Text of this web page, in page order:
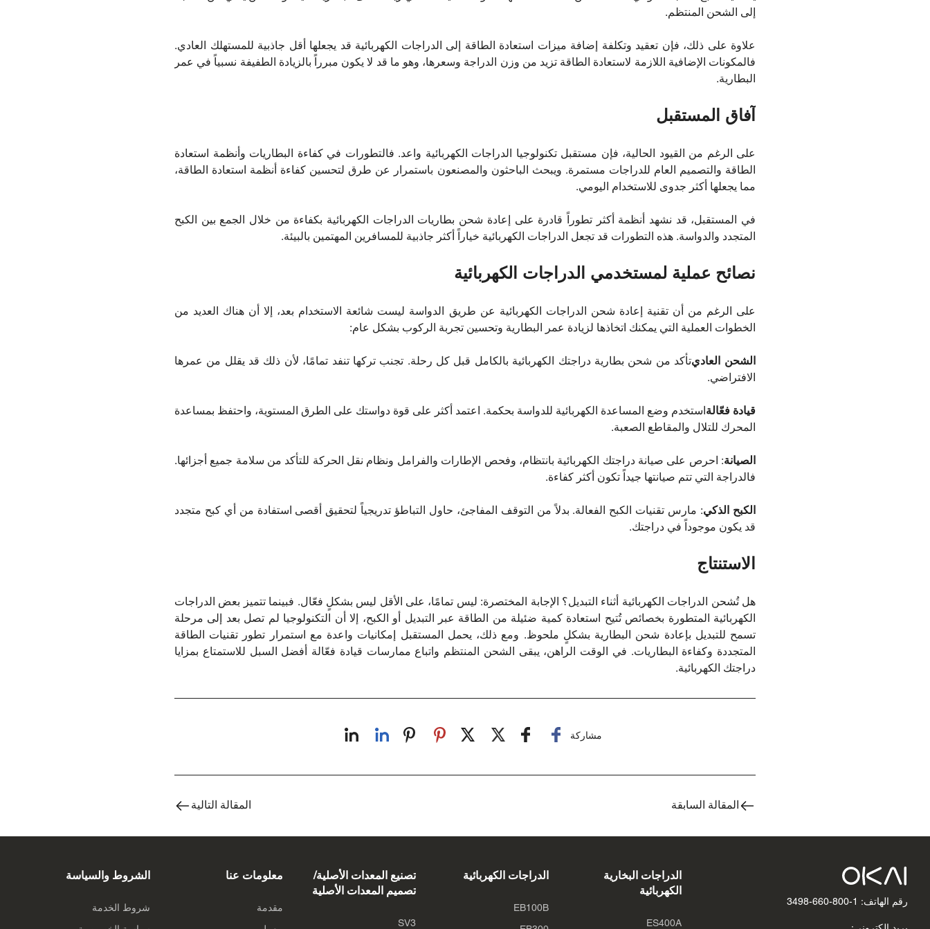
إلى الشحن المنتظم.
علاوة على ذلك، فإن تعقيد وتكلفة إضافة ميزات استعادة الطاقة إلى الدراجات الكهربائية قد يجعلها أقل جاذبية للمستهلك العادي.
فالمكونات الإضافية اللازمة لاستعادة الطاقة تزيد من وزن الدراجة وسعرها، وهو ما قد لا يكون مبرراً بالزيادة الطفيفة نسبياً في عمر
البطارية.
آفاق المستقبل
على الرغم من القيود الحالية، فإن مستقبل تكنولوجيا الدراجات الكهربائية واعد. فالتطورات في كفاءة البطاريات وأنظمة استعادة
الطاقة والتصميم العام للدراجات مستمرة. ويبحث الباحثون والمصنعون باستمرار عن طرق لتحسين كفاءة أنظمة استعادة الطاقة،
مما يجعلها أكثر جدوى للاستخدام اليومي.
في المستقبل، قد نشهد أنظمة أكثر تطوراً قادرة على إعادة شحن بطاريات الدراجات الكهربائية بكفاءة من خلال الجمع بين الكبح
المتجدد والدواسة. هذه التطورات قد تجعل الدراجات الكهربائية خياراً أكثر جاذبية للمسافرين المهتمين بالبيئة.
نصائح عملية لمستخدمي الدراجات الكهربائية
على الرغم من أن تقنية إعادة شحن الدراجات الكهربائية عن طريق الدواسة ليست شائعة الاستخدام بعد، إلا أن هناك العديد من
الخطوات العملية التي يمكنك اتخاذها لزيادة عمر البطارية وتحسين تجربة الركوب بشكل عام:
الشحن العاديتأكد من شحن بطارية دراجتك الكهربائية بالكامل قبل كل رحلة. تجنب تركها تنفد تمامًا، لأن ذلك قد يقلل من عمرها
الافتراضي.
قيادة فعّالة استخدم وضع المساعدة الكهربائية للدواسة بحكمة. اعتمد أكثر على قوة دواستك على الطرق المستوية، واحتفظ بمساعدة
المحرك للتلال والمقاطع الصعبة.
الصيانة: احرص على صيانة دراجتك الكهربائية بانتظام، وفحص الإطارات والفرامل ونظام نقل الحركة للتأكد من سلامة جميع أجزائها.
فالدراجة التي تتم صيانتها جيداً تكون أكثر كفاءة.
الكبح الذكي: مارس تقنيات الكبح الفعالة. بدلاً من التوقف المفاجئ، حاول التباطؤ تدريجياً لتحقيق أقصى استفادة من أي كبح متجدد
قد يكون موجوداً في دراجتك.
الاستنتاج
هل تُشحن الدراجات الكهربائية أثناء التبديل؟ الإجابة المختصرة: ليس تمامًا، على الأقل ليس بشكلٍ فعّال. فبينما تتميز بعض الدراجات
الكهربائية المتطورة بخصائص تُتيح استعادة كمية ضئيلة من الطاقة عبر التبديل أو الكبح، إلا أن التكنولوجيا لم تصل بعد إلى مرحلة
تسمح للتبديل بإعادة شحن البطارية بشكلٍ ملحوظ. ومع ذلك، يحمل المستقبل إمكانيات واعدة مع استمرار تطور تقنيات الطاقة
المتجددة وكفاءة البطاريات. في الوقت الراهن، يبقى الشحن المنتظم واتباع ممارسات قيادة فعّالة أفضل السبل للاستمتاع بمزايا
دراجتك الكهربائية.
مشاركة
المقالة السابقة المقالة التالية
رقم الهاتف: 1-800-660-3498
الدراجات البخارية
الكهربائية
ES400A
الدراجات الكهربائية
EB100B
تصنيع المعدات الأصلية/
تصميم المعدات الأصلية
SV3
معلومات عنا
مقدمة
الشروط والسياسة
شروط الخدمة